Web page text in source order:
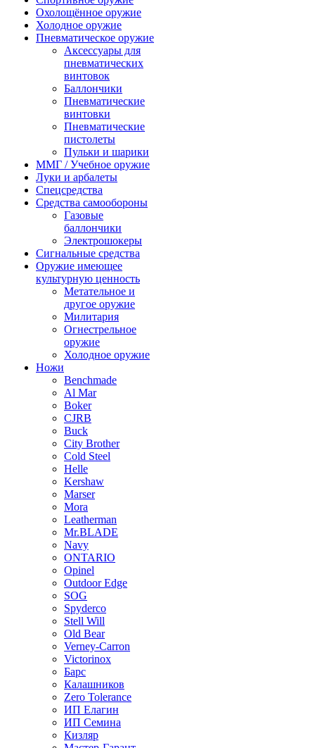
Охолощённое оружие
Холодное оружие
Пневматическое оружие
Аксессуары для
пневматических
винтовок
Баллончики
Пневматические
винтовки
Пневматические
пистолеты
Пульки и шарики
ММГ / Учебное оружие
Луки и арбалеты
Спецсредства
Средства самообороны
Газовые
баллончики
Электрошокеры
Сигнальные средства
Оружие имеющее
культурную ценность
Метательное и
другое оружие
Милитария
Огнестрельное
оружие
Холодное оружие
Ножи
Benchmade
Al Mar
Boker
CJRB
Buck
City Brother
Cold Steel
Helle
Kershaw
Marser
Mora
Leatherman
Mr.BLADE
Navy
ONTARIO
Opinel
Outdoor Edge
SOG
Spyderco
Stell Will
Old Bear
Verney-Carron
Victorinox
Барс
Калашников
Zero Tolerance
ИП Елагин
ИП Семина
Кизляр